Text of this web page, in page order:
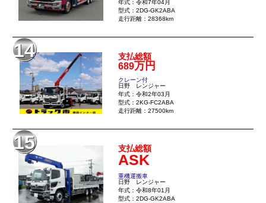
年式：令和7年04月
型式：2DG-GK2ABA
走行距離：28368km
14 支払総額
689万円
クレーン付
日野 レンジャー
年式：令和2年03月
型式：2KG-FC2ABA
走行距離：27500km
15 支払総額
ASK
重機運搬車
日野 レンジャー
年式：令和8年01月
型式：2DG-GK2ABA